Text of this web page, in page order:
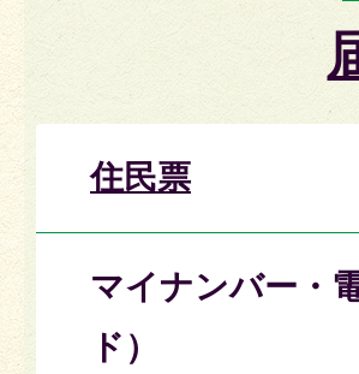
住民票
マイナンバー・
ド）